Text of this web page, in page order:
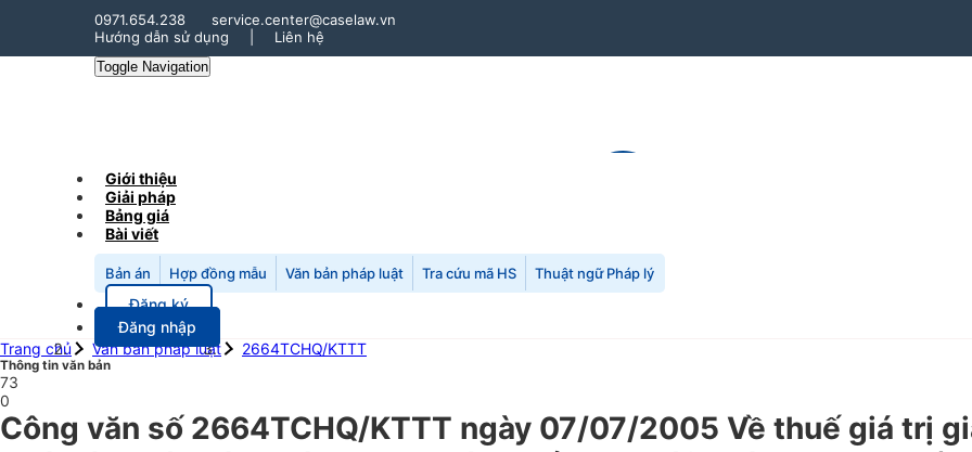
0971.654.238
service.center@caselaw.vn
Hướng dẫn sử dụng
Liên hệ
Toggle Navigation
Giới thiệu
Giải pháp
Bảng giá
Bài viết
Bản án Hợp đồng mẫu Văn bản pháp luật Tra cứu mã HS Thuật ngữ Pháp lý
Đăng ký
Đăng nhập
Trang chủ
Văn bản pháp luật 2664TCHQ/KTTT
Thông tin văn bản
73
0
Công văn số 2664TCHQ/KTTT ngày 07/07/2005 Về thuế giá trị